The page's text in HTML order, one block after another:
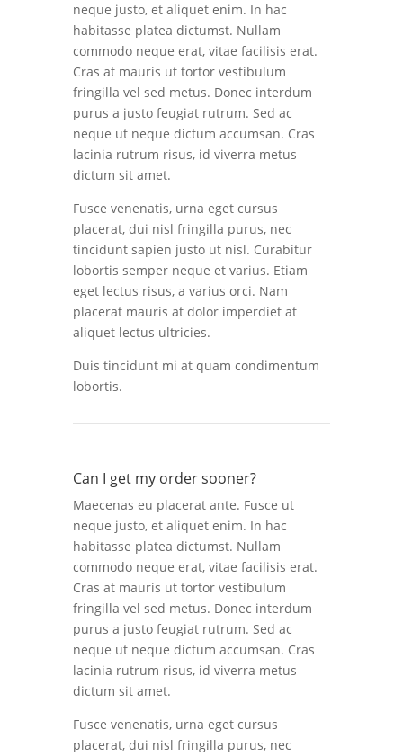
neque justo, et aliquet enim. In hac
habitasse platea dictumst. Nullam
commodo neque erat, vitae facilisis erat.
Cras at mauris ut tortor vestibulum
fringilla vel sed metus. Donec interdum
purus a justo feugiat rutrum. Sed ac
neque ut neque dictum accumsan. Cras
lacinia rutrum risus, id viverra metus
dictum sit amet.
Fusce venenatis, urna eget cursus
placerat, dui nisl fringilla purus, nec
tincidunt sapien justo ut nisl. Curabitur
lobortis semper neque et varius. Etiam
eget lectus risus, a varius orci. Nam
placerat mauris at dolor imperdiet at
aliquet lectus ultricies.
Duis tincidunt mi at quam condimentum
lobortis.
Can I get my order sooner?
Maecenas eu placerat ante. Fusce ut
neque justo, et aliquet enim. In hac
habitasse platea dictumst. Nullam
commodo neque erat, vitae facilisis erat.
Cras at mauris ut tortor vestibulum
fringilla vel sed metus. Donec interdum
purus a justo feugiat rutrum. Sed ac
neque ut neque dictum accumsan. Cras
lacinia rutrum risus, id viverra metus
dictum sit amet.
Fusce venenatis, urna eget cursus
placerat, dui nisl fringilla purus, nec